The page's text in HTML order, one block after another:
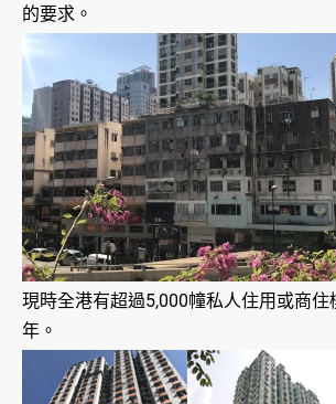
的要求。
現時全港有超過5,000幢私人住用或商住
年。